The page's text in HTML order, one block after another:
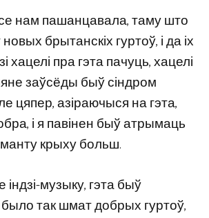
нам пашанцавала, таму што
брытанскіх гуртоў, і да іх
хацелі пра гэта пачуць, хацелі
заўсёды быў сіндром
цяпер, азіраючыся на гэта,
і я павінен быў атрымаць
крыху больш.
індзі-музыку, гэта быў
так шмат добрых гуртоў,